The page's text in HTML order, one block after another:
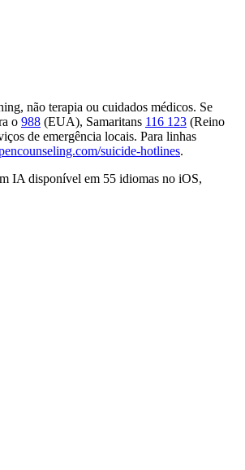
não terapia ou cuidados médicos. Se
o 988 (EUA), Samaritans 116 123 (Reino
de emergência locais. Para linhas
suicide-hotlines.
IA disponível em 55 idiomas no iOS,